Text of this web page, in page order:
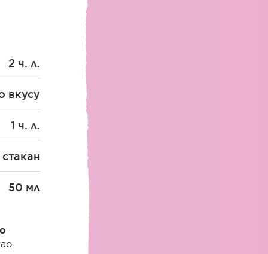
2 ч. л.
вкусу
1 ч. л.
стакан
50 мл